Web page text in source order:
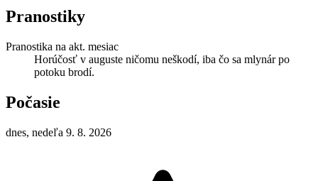
Pranostiky
Pranostika na akt. mesiac
Horúčosť v auguste ničomu neškodí, iba čo sa mlynár po
potoku brodí.
Počasie
dnes, nedeľa 9. 8. 2026